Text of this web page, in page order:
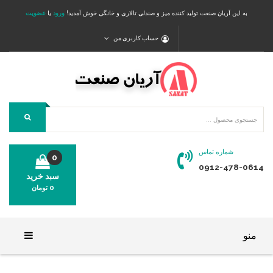
به این آریان صنعت تولید کننده میز و صندلی تالاری و خانگی خوش آمدید! ورود یا عضویت
حساب کاربری من
شماره تماس
0912-478-0614
سبد خرید
0
0 تومان
منو